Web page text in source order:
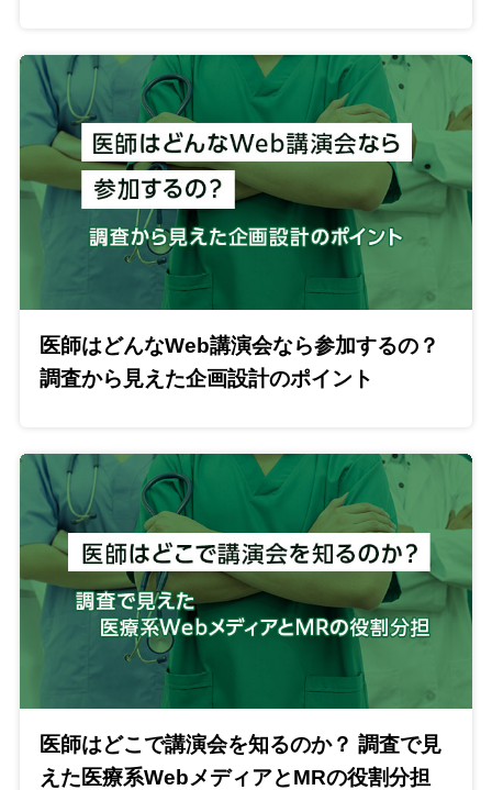
医師はどんなWeb講演会なら参加するの？
調査から見えた企画設計のポイント
医師はどこで講演会を知るのか？ 調査で見
えた医療系WebメディアとMRの役割分担